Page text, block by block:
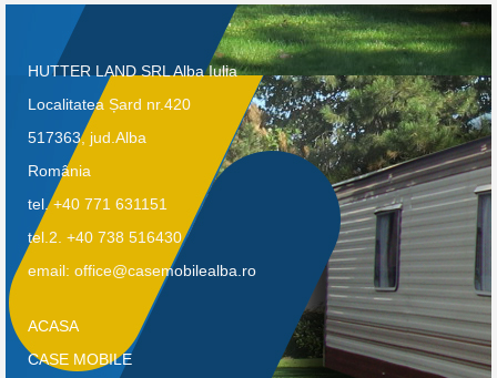
HUTTER LAND SRL Alba Iulia
Localitatea Șard nr.420
517363, jud.Alba
România
tel. +40 771 631151
tel.2. +40 738 516430
email: office@casemobilealba.ro
ACASA
CASE MOBILE